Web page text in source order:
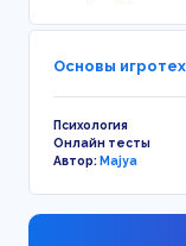
Основы
Психология
Онлайн тесты
Автор:Majya